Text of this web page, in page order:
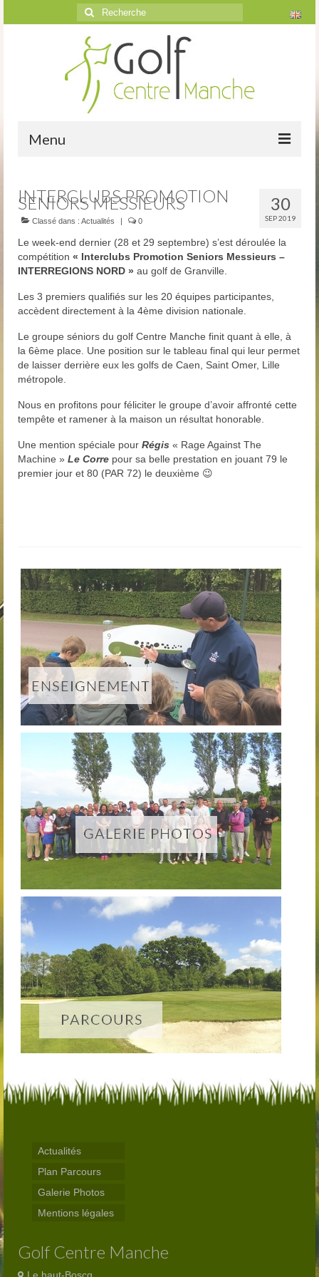
Rechercher
:
Menu
Le golf
Présentation
Parcours
Vidéos trou par trou
Trou n°2
Trou n°4
Trou n°5
Trou n°6
Plan
Carte de scores
Club-House
Actualités
Practice
Partenaires
Hébergement
Tarifs
Abonnements
Journée
Compétitions
Compétitions 2026
Inscriptions
Départs
Résultats
Agenda
Séniors
Documents officiels de l’association
Comité directeur – Association Golf Centre
Manche
Contact
Réservations
30
SEP 2019
INTERCLUBS PROMOTION
SENIORS MESSIEURS
Classé dans : Actualités | 0
Le week-end dernier (28 et 29 septembre) s’est déroulée la
compétition « Interclubs Promotion Seniors Messieurs –
INTERREGIONS NORD » au golf de Granville.
Les 3 premiers qualifiés sur les 20 équipes participantes,
accèdent directement à la 4ème division nationale.
Le groupe séniors du golf Centre Manche finit quant à elle, à
la 6ème place. Une position sur le tableau final qui leur permet
de laisser derrière eux les golfs de Caen, Saint Omer, Lille
métropole.
Nous en profitons pour féliciter le groupe d’avoir affronté cette
tempête et ramener à la maison un résultat honorable.
Une mention spéciale pour Régis « Rage Against The
Machine » Le Corre pour sa belle prestation en jouant 79 le
premier jour et 80 (PAR 72) le deuxième 😉
Actualités
Plan Parcours
Galerie Photos
Mentions légales
Golf Centre Manche